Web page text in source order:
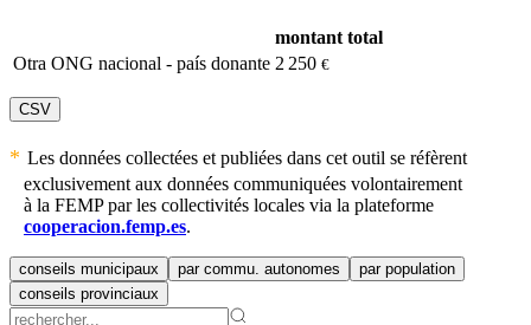
montant total
Otra ONG nacional - país donante 2 250 €
CSV
Les données collectées et publiées dans cet outil se réfèrent
exclusivement aux données communiquées volontairement
à la FEMP par les collectivités locales via la plateforme
cooperacion.femp.es.
conseils municipaux par commu. autonomes
par population
conseils provinciaux